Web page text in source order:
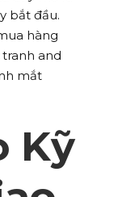
bắt đầu.
hàng
and
mắt
Kỹ